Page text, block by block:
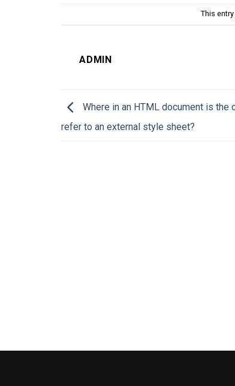
This
ADMIN
Where in an HTML document is the
refer to an external style sheet?